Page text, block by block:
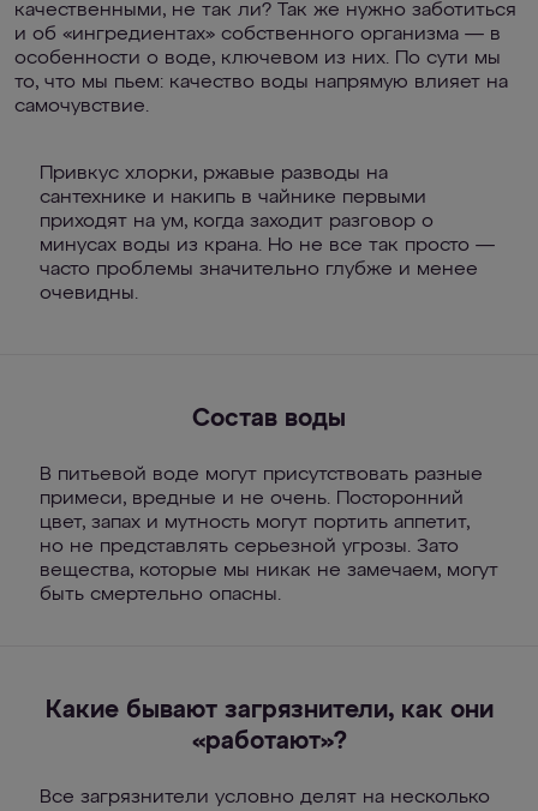
качественными, не так ли? Так же нужно заботиться
и об «ингредиентах» собственного организма — в
особенности о воде, ключевом из них. По сути мы
то, что мы пьем: качество воды напрямую влияет на
самочувствие.
Привкус хлорки, ржавые разводы на
сантехнике и накипь в чайнике первыми
приходят на ум, когда заходит разговор о
минусах воды из крана. Но не все так просто —
часто проблемы значительно глубже и менее
очевидны.
Состав воды
В питьевой воде могут присутствовать разные
примеси, вредные и не очень. Посторонний
цвет, запах и мутность могут портить аппетит,
но не представлять серьезной угрозы. Зато
вещества, которые мы никак не замечаем, могут
быть смертельно опасны.
Какие бывают загрязнители, как они
«работают»?
Все загрязнители условно делят на несколько